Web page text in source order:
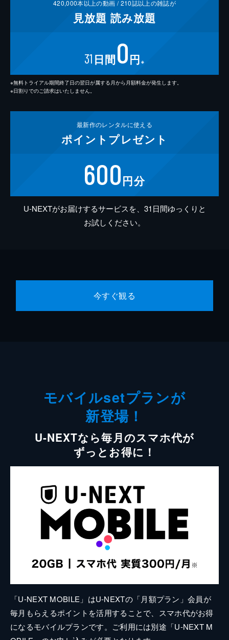
420,000本以上の動画 /210誌以上の雑誌が
見放題 読み放題
31 日間0円 ※
※無料トライアル期間終了日の翌日が属する月から月額料金が発生します。
※日割りでのご請求はいたしません。
最新作のレンタルに使える
ポイント プレゼント
600円分
U-NEXTがお届けするサービスを、31日間ゆっくりと
お試しください。
今すぐ観る
モバイルsetプランが
新登場！
U-NEXTなら毎月のスマホ代が
ずっとお得に！
「U-NEXT MOBILE」はU-NEXTの「月額プラン」会員が
毎月もらえるポイントを活用することで、スマホ代がお得
になるモバイルプランです。ご利用には別途「U-NEXT M